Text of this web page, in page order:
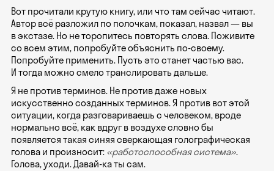
Вот прочитали крутую книгу, или что там сейчас читают.
Автор всё разложил по полочкам, показал, назвал — вы
в экстазе. Но не торопитесь повторять слова. Поживите
со всем этим, попробуйте объяснить по-своему.
Попробуйте применить. Пусть это станет частью вас.
И тогда можно смело транслировать дальше.
Я не против терминов. Не против даже новых
искусственно созданных терминов. Я против вот этой
ситуации, когда разговариваешь с человеком, вроде
нормально всё, как вдруг в воздухе словно бы
появляется такая синяя сверкающая голографическая
голова и произносит: «работоспособная система».
Голова, уходи. Давай-ка ты сам.